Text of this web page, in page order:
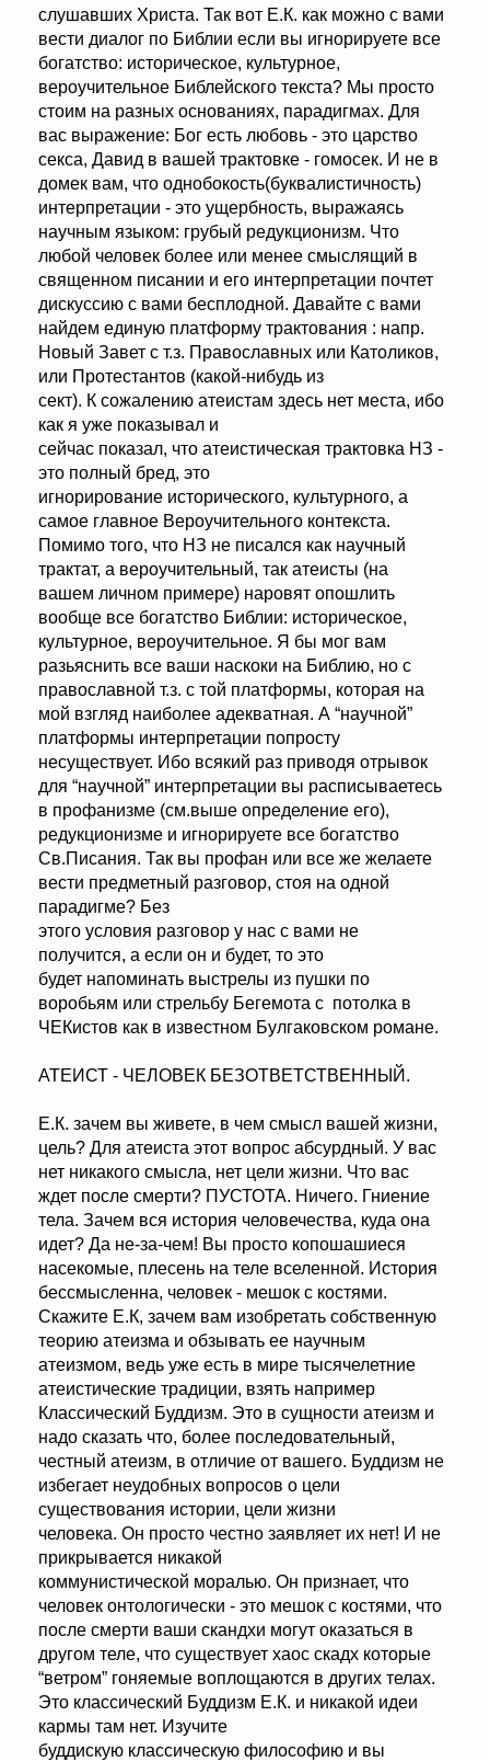
слушавших Христа. Так вот Е.К. как можно с вами
вести диалог по Библии если вы игнорируете все
богатство: историческое, культурное,
вероучительное Библейского текста? Мы просто
стоим на разных основаниях, парадигмах. Для
вас выражение: Бог есть любовь - это царство
секса, Давид в вашей трактовке - гомосек. И не в
домек вам, что однобокость(буквалистичность)
интерпретации - это ущербность, выражаясь
научным языком: грубый редукционизм. Что
любой человек более или менее смыслящий в
священном писании и его интерпретации почтет
дискуссию с вами бесплодной. Давайте с вами
найдем единую платформу трактования : напр.
Новый Завет с т.з. Православных или Католиков,
или Протестантов (какой-нибудь из
сект). К сожалению атеистам здесь нет места, ибо
как я уже показывал и
сейчас показал, что атеистическая трактовка НЗ -
это полный бред, это
игнорирование исторического, культурного, а
самое главное Вероучительного контекста.
Помимо того, что НЗ не писался как научный
трактат, а вероучительный, так атеисты (на
вашем личном примере) наровят опошлить
вообще все богатство Библии: историческое,
культурное, вероучительное. Я бы мог вам
разьяснить все ваши наскоки на Библию, но с
православной т.з. с той платформы, которая на
мой взгляд наиболее адекватная. А “научной”
платформы интерпретации попросту
несуществует. Ибо всякий раз приводя отрывок
для “научной” интерпретации вы расписываетесь
в профанизме (см.выше определение его),
редукционизме и игнорируете все богатство
Св.Писания. Так вы профан или все же желаете
вести предметный разговор, стоя на одной
парадигме? Без
этого условия разговор у нас с вами не
получится, а если он и будет, то это
будет напоминать выстрелы из пушки по
воробьям или стрельбу Бегемота с потолка в
ЧЕКистов как в известном Булгаковском романе.
АТЕИСТ - ЧЕЛОВЕК БЕЗОТВЕТСТВЕННЫЙ.
Е.К. зачем вы живете, в чем смысл вашей жизни,
цель? Для атеиста этот вопрос абсурдный. У вас
нет никакого смысла, нет цели жизни. Что вас
ждет после смерти? ПУСТОТА. Ничего. Гниение
тела. Зачем вся история человечества, куда она
идет? Да не-за-чем! Вы просто копошашиеся
насекомые, плесень на теле вселенной. История
бессмысленна, человек - мешок с костями.
Скажите Е.К, зачем вам изобретать собственную
теорию атеизма и обзывать ее научным
атеизмом, ведь уже есть в мире тысячелетние
атеистические традиции, взять например
Классический Буддизм. Это в сущности атеизм и
надо сказать что, более последовательный,
честный атеизм, в отличие от вашего. Буддизм не
избегает неудобных вопросов о цели
существования истории, цели жизни
человека. Он просто честно заявляет их нет! И не
прикрывается никакой
коммунистической моралью. Он признает, что
человек онтологически - это мешок с костями, что
после смерти ваши скандхи могут оказаться в
другом теле, что существует хаос скадх которые
“ветром” гоняемые воплощаются в других телах.
Это классический Буддизм Е.К. и никакой идеи
кармы там нет. Изучите
буддискую классическую философию и вы